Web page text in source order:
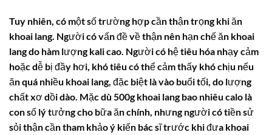
Tuy nhiên, có một số trường hợp cần thận trọng khi ăn
khoai lang. Người có vấn đề về thận nên hạn chế ăn khoai
lang do hàm lượngkalicao. Người có hệ tiêu hóa nhạy cảm
hoặc dễ bị đầy hơi, khó tiêu có thể cảm thấy khó chịu nếu
ăn quá nhiều khoai lang, đặc biệt là vào buổi tối, do lượng
chất xơ dồi dào. Mặc dù 500g khoai lang bao nhiêu calo là
con số lý tưởng cho bữa ăn chính, nhưng người có tiền sử
sỏi thận cần tham khảo ý kiến bác sĩ trước khi đưa khoai